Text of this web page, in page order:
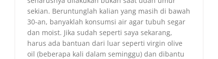
sekian. Beruntunglah kalian yang masih di bawah
30-an, banyaklah konsumsi air agar tubuh segar
dan moist. Jika sudah seperti saya sekarang,
harus ada bantuan dari luar seperti virgin olive
oil (beberapa kali dalam seminggu) dan dibantu